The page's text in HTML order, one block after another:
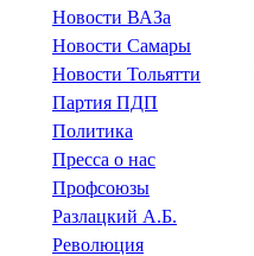
Новости ВАЗа
Новости Самары
Новости Тольятти
Партия ПДП
Политика
Пресса о нас
Профсоюзы
Разлацкий А.Б.
Революция